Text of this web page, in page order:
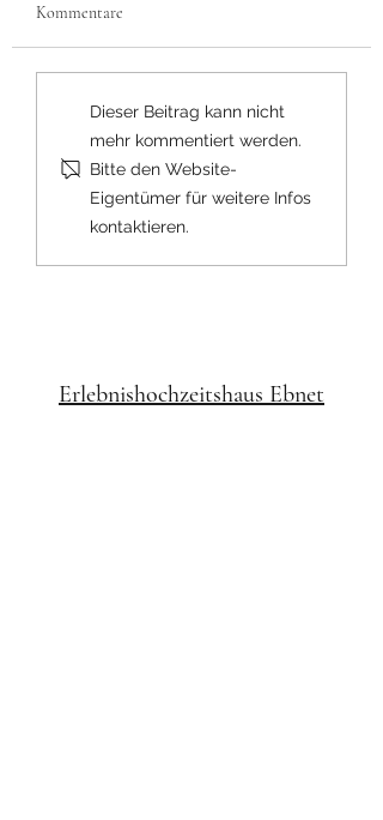
passende Brautschuh'
Kommentare
Dieser Beitrag kann nicht
mehr kommentiert werden.
Bitte den Website-
Eigentümer für weitere Infos
kontaktieren.
Erlebnishochzeitshaus Ebnet